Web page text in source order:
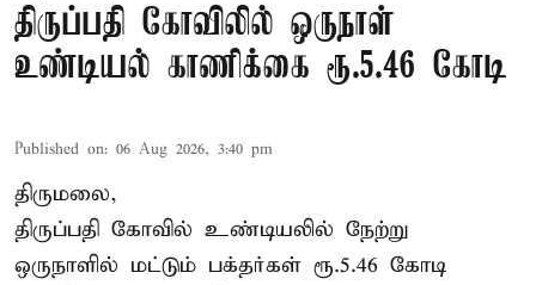
திருப்பதி கோவிலில் ஒருநாள்
உண்டியல் காணிக்கை ரூ.5.46 கோடி
Published on: 06 Aug 2026, 3:40 pm
திருமலை,
திருப்பதி கோவில் உண்டியலில் நேற்று
ஒருநாளில் மட்டும் பக்தர்கள் ரூ.5.46 கோடி